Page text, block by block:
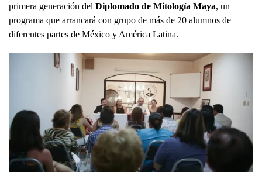
primera generación del Diplomado de Mitología Maya, un
programa que arrancará con grupo de más de 20 alumnos de
diferentes partes de México y América Latina.